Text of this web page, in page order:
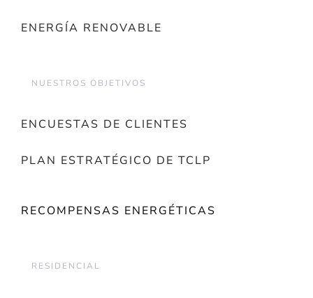
ENERGÍA RENOVABLE
NUESTROS OBJETIVOS
ENCUESTAS DE CLIENTES
PLAN ESTRATÉGICO DE TCLP
RECOMPENSAS ENERGÉTICAS
RESIDENCIAL